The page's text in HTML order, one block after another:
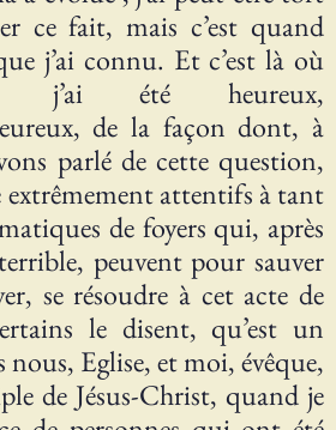
ce fait, mais c’est quand
j’ai connu. Et c’est là où
j’ai été heureux,
de la façon dont, à
parlé de cette question,
extrêmement attentifs à tant
de foyers qui, après
peuvent pour sauver
se résoudre à cet acte de
le disent, qu’est un
Eglise, et moi, évêque,
de Jésus-Christ, quand je